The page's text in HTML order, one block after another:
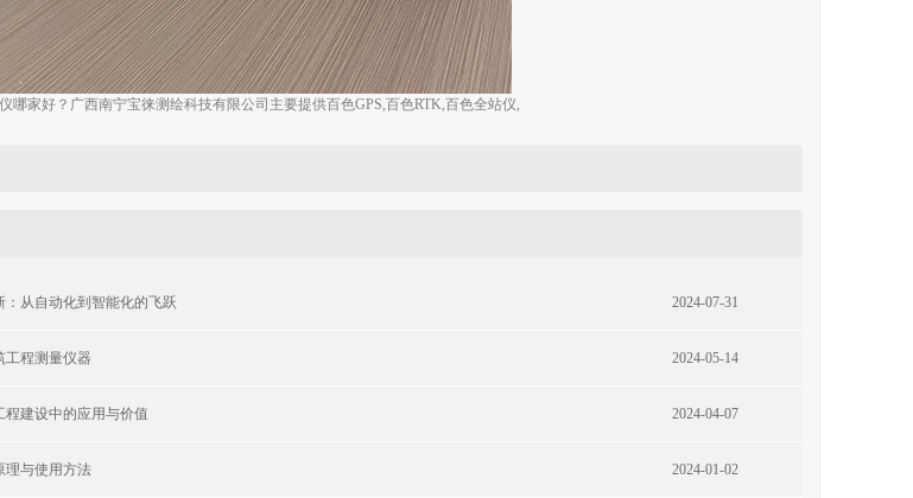
哪家好？广西南宁宝徕测绘科技有限公司主要提供百色GPS,百色RTK,百色全站仪,
从自动化到智能化的飞跃 2024-07-31
程测量仪器 2024-05-14
建设中的应用与价值 2024-04-07
理与使用方法 2024-01-02